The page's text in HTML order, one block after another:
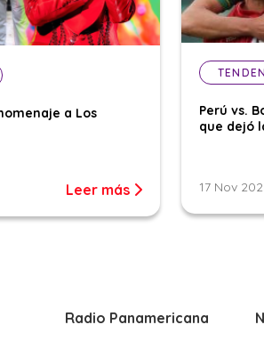
a Los
Leer más
Perú vs.
que dejó
17 Nov
Radio Panamericana